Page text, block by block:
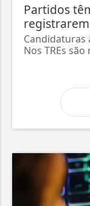
Partidos
Candidaturas
Nos TREs